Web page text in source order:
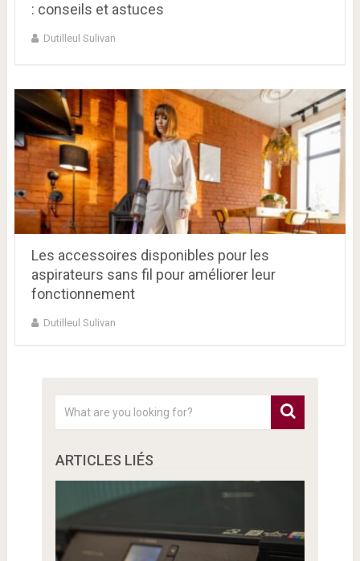
: conseils et astuces
Dutilleul Sulivan
Les accessoires disponibles pour les
aspirateurs sans fil pour améliorer leur
fonctionnement
Dutilleul Sulivan
ARTICLES LIÉS